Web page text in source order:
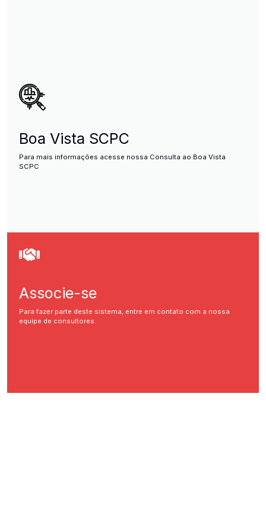
Boa Vista SCPC
Para mais informações acesse nossa Consulta ao Boa Vista
SCPC
Associe-se
Para fazer parte deste sistema, entre em contato com a nossa
equipe de consultores.